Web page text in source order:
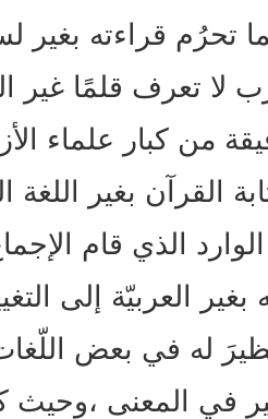
تحرُم قراءته بغير
لا تعرف قلمًا غير
من كبار علماء
القرآن بغير اللغة
الذي قام
بغير العربيّة إلى
له في بعض اللّغات
في المعنى ،وحيث